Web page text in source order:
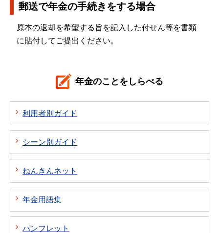
郵送で年金の手続きをする場合
原本の返却を希望する旨を記入した付せん等を書類
に貼付してご提出ください。
年金のことをしらべる
利用者別ガイド
シーン別ガイド
ねんきんネット
年金用語集
パンフレット